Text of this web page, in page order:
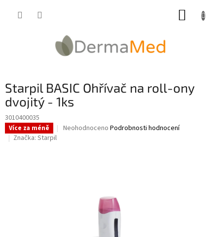
Starpil BASIC Ohřívač na roll-ony
dvojitý - 1ks
3010400035
Více za méně
Průměrné
Neohodnoceno Podrobnosti hodnocení
Značka: Starpil